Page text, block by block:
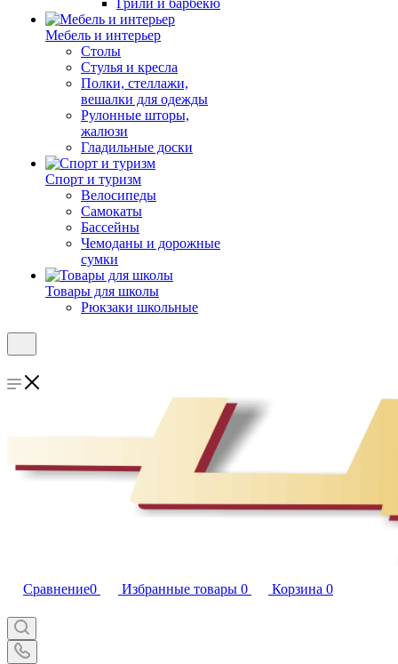
Грили и барбекю
Мебель и интерьер
Столы
Стулья и кресла
Полки, стеллажи,
вешалки для одежды
Рулонные шторы,
жалюзи
Гладильные доски
Спорт и туризм
Велосипеды
Самокаты
Бассейны
Чемоданы и дорожные
сумки
Товары для школы
Рюкзаки школьные
Сравнение0 Избранные товары 0 Корзина 0